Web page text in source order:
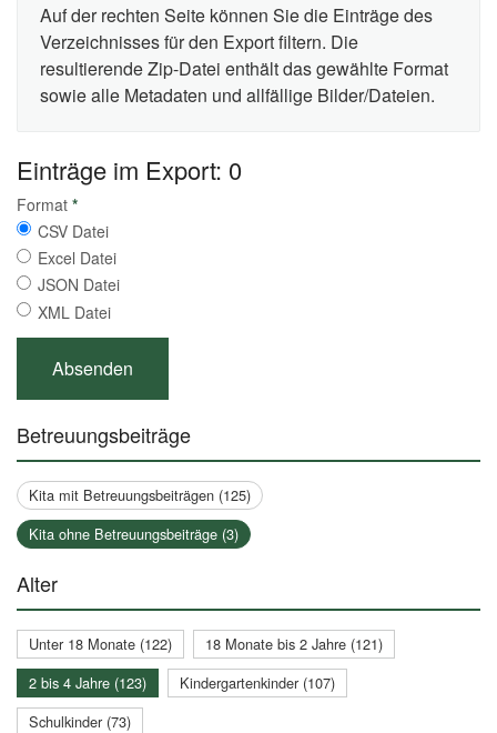
Auf der rechten Seite können Sie die Einträge des
Verzeichnisses für den Export filtern. Die
resultierende Zip-Datei enthält das gewählte Format
sowie alle Metadaten und allfällige Bilder/Dateien.
Einträge im Export: 0
Format *
CSV Datei
Excel Datei
JSON Datei
XML Datei
Betreuungsbeiträge
Kita mit Betreuungsbeiträgen (125)
Kita ohne Betreuungsbeiträge (3)
Alter
Unter 18 Monate (122)
18 Monate bis 2 Jahre (121)
2 bis 4 Jahre (123)
Kindergartenkinder (107)
Schulkinder (73)